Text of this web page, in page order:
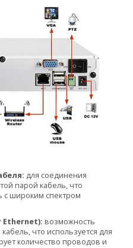
для соединения
парой кабель, что
с широким спектром
Ethernet): возможность
что используется для
количество проводов и